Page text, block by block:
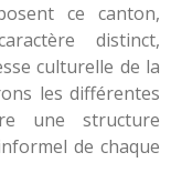
ce canton,
distinct,
culturelle de la
les différentes
une structure
de chaque